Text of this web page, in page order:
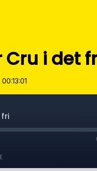
Cru i det
00:13:01
fri